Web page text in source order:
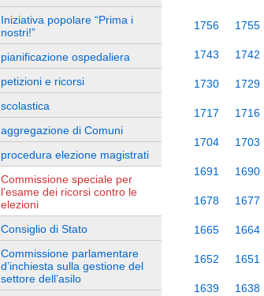
Iniziativa popolare “Prima i
nostri!”
pianificazione ospedaliera
petizioni e ricorsi
scolastica
aggregazione di Comuni
procedura elezione magistrati
Commissione speciale per
l’esame dei ricorsi contro le
elezioni
Consiglio di Stato
Commissione parlamentare
d’inchiesta sulla gestione del
settore dell’asilo
1756 1755
1743 1742
1730 1729
1717 1716
1704 1703
1691 1690
1678 1677
1665 1664
1652 1651
1639 1638